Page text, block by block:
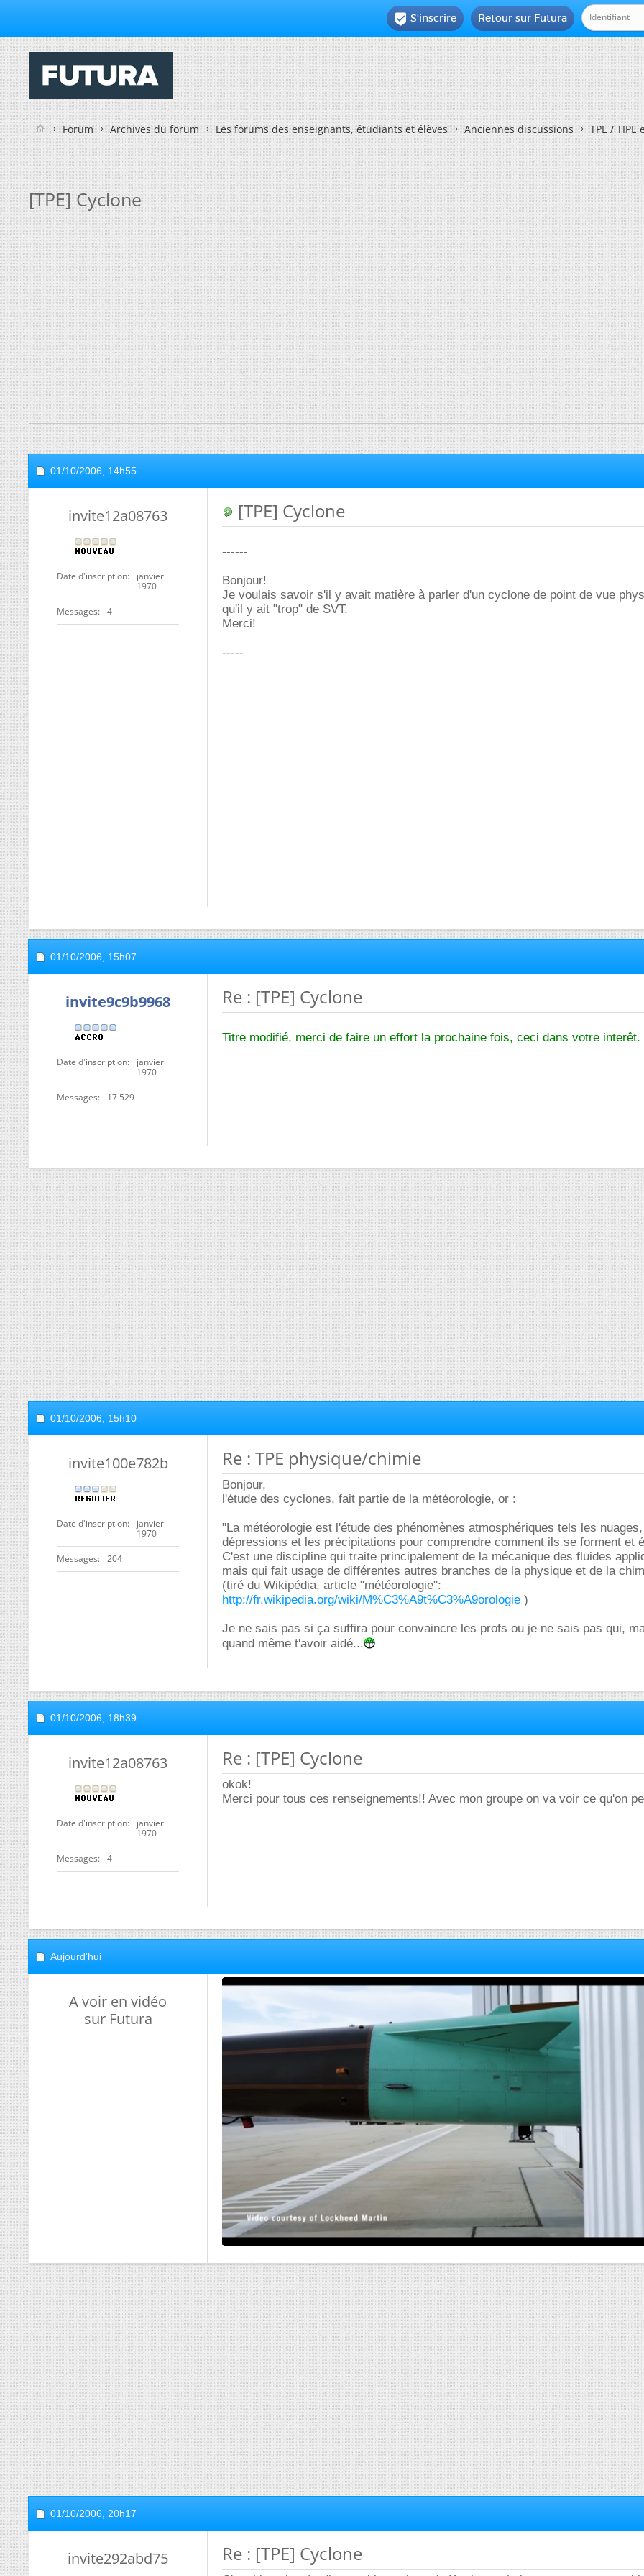
Retour sur Futura
 S'inscrire
Forum Archives du forum Les forums des enseignants, étudiants et élèves Anciennes discussions TPE /
[TPE] Cyclone
01/10/2006, 14h55
invite12a08763
Date d'inscription
janvier
1970
Messages 4
[TPE] Cyclone
------
Bonjour!
Je voulais savoir s'il y avait matière à parler d'un cyclone de point de vue
qu'il y ait "trop" de SVT.
Merci!
-----
01/10/2006, 15h07
invite9c9b9968
Date d'inscription
janvier
1970
Messages 17 529
Re : [TPE] Cyclone
Titre modifié, merci de faire un effort la prochaine fois, ceci dans votre interêt.
01/10/2006, 15h10
invite100e782b
Date d'inscription
janvier
1970
Messages 204
Re : TPE physique/chimie
Bonjour,
l'étude des cyclones, fait partie de la météorologie, or :
"La météorologie est l'étude des phénomènes atmosphériques tels les
dépressions et les précipitations pour comprendre comment ils se forment et
C'est une discipline qui traite principalement de la mécanique des fluides
mais qui fait usage de différentes autres branches de la physique et de la
(tiré du Wikipédia, article "météorologie":
http://fr.wikipedia.org/wiki/M%C3%A9t%C3%A9orologie )
Je ne sais pas si ça suffira pour convaincre les profs ou je ne sais pas qui,
quand même t'avoir aidé...
01/10/2006, 18h39
invite12a08763
Date d'inscription
janvier
1970
Messages 4
Re : [TPE] Cyclone
okok!
Merci pour tous ces renseignements!! Avec mon groupe on va voir ce qu'on
Aujourd'hui
A voir en vidéo
sur Futura
01/10/2006, 20h17
invite292abd75 Re : [TPE] Cyclone